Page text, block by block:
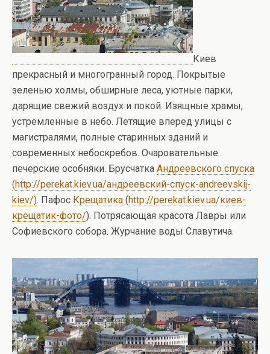
Киев
прекрасный и многогранный город. Покрытые
зеленью холмы, обширные леса, уютные парки,
дарящие свежий воздух и покой. Изящные храмы,
устремленные в небо. Летящие вперед улицы с
магистралями, полные старинных зданий и
современных небоскребов. Очаровательные
печерские особняки. Брусчатка Андреевского спуска
(http://perekat.kiev.ua/андреевский-спуск-andreevskij-
kiev/). Пафос Крещатика (http://perekat.kiev.ua/киев-
крещатик-фото/). Потрясающая красота Лавры или
Софиевского собора. Журчание воды Славутича.